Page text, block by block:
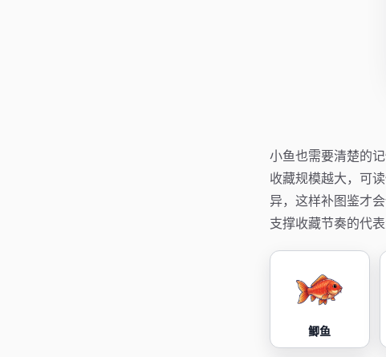
小鱼也需要清楚的
收藏规模越大，可
异，这样补图鉴才
支撑收藏节奏的代
鲫鱼